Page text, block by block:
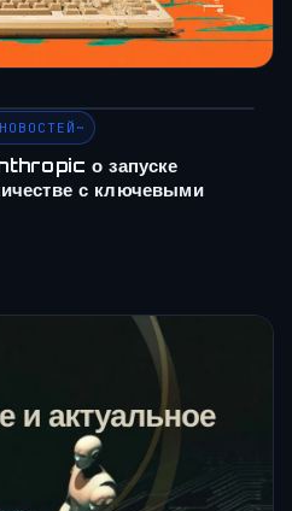
о запуске
с ключевыми